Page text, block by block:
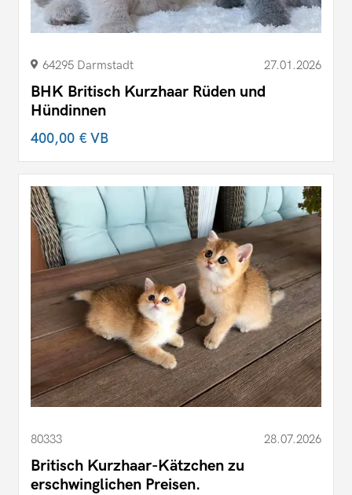
64295 Darmstadt 27.01.2026
BHK Britisch Kurzhaar Rüden und
Hündinnen
400,00 €VB
80333 28.07.2026
Britisch Kurzhaar-Kätzchen zu
erschwinglichen Preisen.